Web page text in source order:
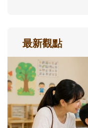
最新觀點